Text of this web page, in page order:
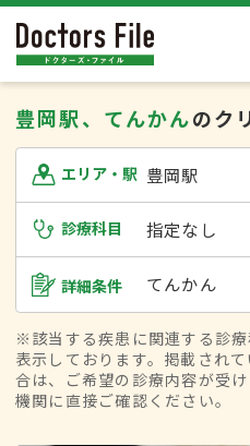
豊岡駅、てんかんのク
エリア・駅 豊岡駅
診療科目 指定なし
詳細条件 てんかん
※該当する疾患に関連する診
表示しております。掲載され
合は、ご希望の診療内容が受
機関に直接ご確認ください。